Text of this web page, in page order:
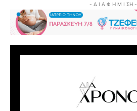
- Δ Ι Α Φ Η Μ Ι ΣΗ -